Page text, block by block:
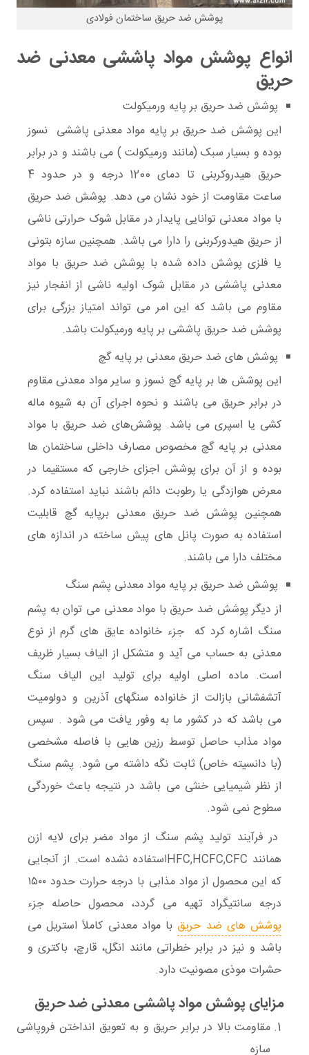
پوشش ضد حریق ساختمان فولادی
انواع پوشش مواد پاششی معدنی ضد
حریق
پوشش ضد حریق بر پایه ورمیکولت
این پوشش ضد حریق بر پایه مواد معدنی پاششی نسوز
بوده و بسیار سبک (مانند ورمیکولت ) می باشند و در برابر
حریق هیدروکربنی تا دمای 1200 درجه و در حدود 4
ساعت مقاومت از خود نشان می دهد. پوشش ضد حریق
با مواد معدنی توانایی پایدار در مقابل شوک حرارتی ناشی
از حریق هیدورکربنی را دارا می باشد. همچنین سازه بتونی
یا فلزی پوشش داده شده با پوشش ضد حریق با مواد
معدنی پاششی در مقابل شوک اولیه ناشی از انفجار نیز
مقاوم می باشد که این امر می تواند امتیاز بزرگی برای
پوشش ضد حریق پاششی بر پایه ورمیکولت باشد.
پوشش های ضد حریق معدنی بر پایه گچ
این پوشش ها بر پایه گچ نسوز و سایر مواد معدنی مقاوم
در برابر حریق می باشند و نحوه اجرای آن به شیوه ماله
کشی یا اسپری می باشد. پوشش‌های ضد حریق با مواد
معدنی بر پایه گچ مخصوص مصارف داخلی ساختمان ها
بوده و از آن برای پوشش اجزای خارجی که مستقیما در
معرض هوازدگی یا رطوبت دائم باشند نباید استفاده کرد.
همچنین پوشش ضد حریق معدنی برپایه گچ قابلیت
استفاده به صورت پانل های پیش ساخته در اندازه های
مختلف دارا می باشند.
پوشش ضد حریق بر پایه مواد معدنی پشم سنگ
از دیگر پوشش ضد حریق با مواد معدنی می توان به پشم
سنگ اشاره کرد که جزء خانواده عایق های گرم از نوع
معدنی به حساب می آید و متشکل از الیاف بسیار ظریف
است. ماده اصلی اولیه برای تولید این الیاف سنگ
آتشفشانی بازالت از خانواده سنگهای آذرین و دولومیت
می باشد که در کشور ما به وفور یافت می شود . سپس
مواد مذاب حاصل توسط رزین هایی با فاصله مشخصی
(با دانسیته خاص) ثابت نگه داشته می شود. پشم سنگ
از نظر شیمیایی خنثی می باشد در نتیجه باعث خوردگی
سطوح نمی شود.
در فرآیند تولید پشم سنگ از مواد مضر برای لایه ازن
همانند HFC,HCFC,CFCاستفاده نشده است. از آنجایی
که این محصول از مواد مذابی با درجه حرارت حدود ۱۵۰۰
درجه سانتیگراد تهیه می گردد، محصول حاصله جزء
پوشش های ضد حریق با مواد معدنی کاملاً استریل می
باشد و نیز در برابر خطراتی مانند انگل، قارچ، باکتری و
حشرات موذی مصونیت دارد.
مزایای پوشش مواد پاششی معدنی ضد حریق
مقاومت بالا در برابر حریق و به تعویق انداختن فروپاشی
سازه